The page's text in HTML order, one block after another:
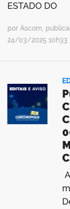
ESTADO DO
por Ascom,
24/03/2025 10h33